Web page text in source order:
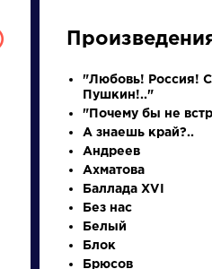
"Любовь! Россия!
Пушкин!.."
"Почему бы не
А знаешь край?..
Андреев
Ахматова
Баллада XVI
Без нас
Белый
Блок
Брюсов